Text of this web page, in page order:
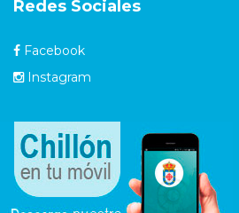
Redes Sociales
Facebook
Instagram